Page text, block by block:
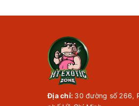
Địa chỉ: 30 đường số 266,